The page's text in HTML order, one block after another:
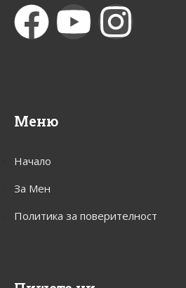
Меню
Начало
За Мен
Политика за поверителност